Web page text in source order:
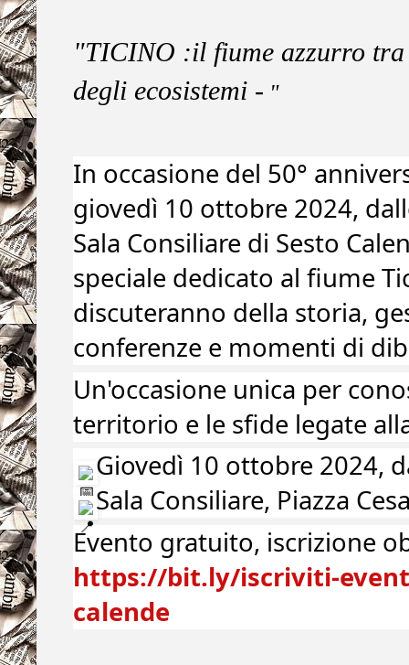
"TICINO :il fiume azzurro
degli ecosistemi - "
In occasione del 50°
giovedì 10 ottobre 2024,
Sala Consiliare di Sesto
speciale dedicato al fiume
discuteranno della storia,
conferenze e momenti di
Un'occasione unica per
territorio e le sfide legate
Giovedì 10 ottobre 2024,
Sala Consiliare, Piazza
Evento gratuito, iscrizione
https://bit.ly/iscriviti-
calende